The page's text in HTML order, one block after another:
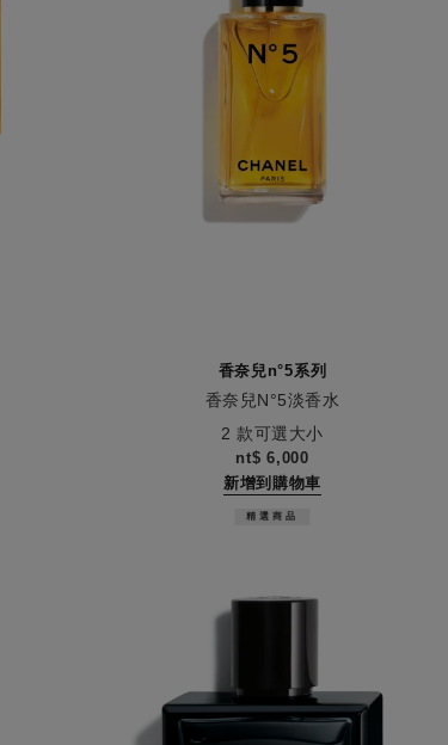
香奈兒n°5系列
香奈兒N°5淡香水
2 款可選大小
nt$ 6,000
新增到購物車
精選商品